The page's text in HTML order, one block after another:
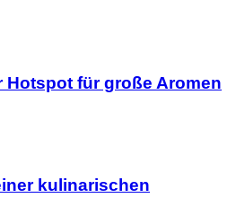
Hotspot für große Aromen
kulinarischen